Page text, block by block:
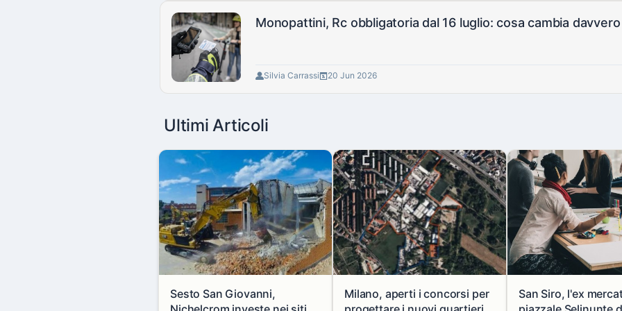
Monopattini, Rc obbligatoria dal 16 luglio: cosa cambia
Silvia Carrassi 20 Jun 2026
Ultimi Articoli
Sesto San Giovanni,
Milano, aperti i concorsi per
San Siro, l'ex